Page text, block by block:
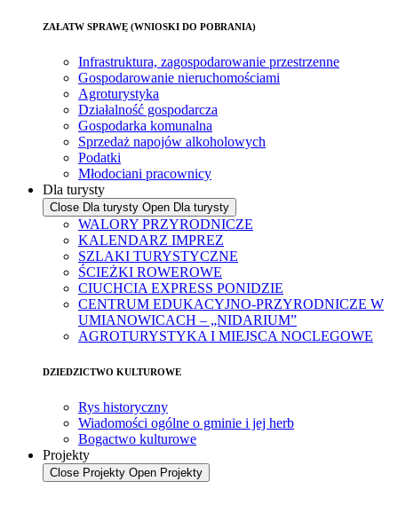
ZAŁATW SPRAWĘ (WNIOSKI DO POBRANIA)
Infrastruktura, zagospodarowanie przestrzenne
Gospodarowanie nieruchomościami
Agroturystyka
Działalność gospodarcza
Gospodarka komunalna
Sprzedaż napojów alkoholowych
Podatki
Młodociani pracownicy
Dla turysty
Close Dla turysty Open Dla turysty
WALORY PRZYRODNICZE
KALENDARZ IMPREZ
SZLAKI TURYSTYCZNE
ŚCIEŻKI ROWEROWE
CIUCHCIA EXPRESS PONIDZIE
CENTRUM EDUKACYJNO-PRZYRODNICZE W
UMIANOWICACH – „NIDARIUM”
AGROTURYSTYKA I MIEJSCA NOCLEGOWE
DZIEDZICTWO KULTUROWE
Rys historyczny
Wiadomości ogólne o gminie i jej herb
Bogactwo kulturowe
Projekty
Close Projekty Open Projekty